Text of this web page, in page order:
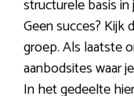
structurele basis
Geen succes?
groep. Als laatste
aanbodsites waar
In het gedeelte